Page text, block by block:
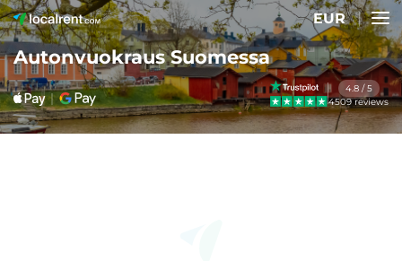
EUR
Autonvuokraus Suomessa
4.8 / 5
4509 reviews